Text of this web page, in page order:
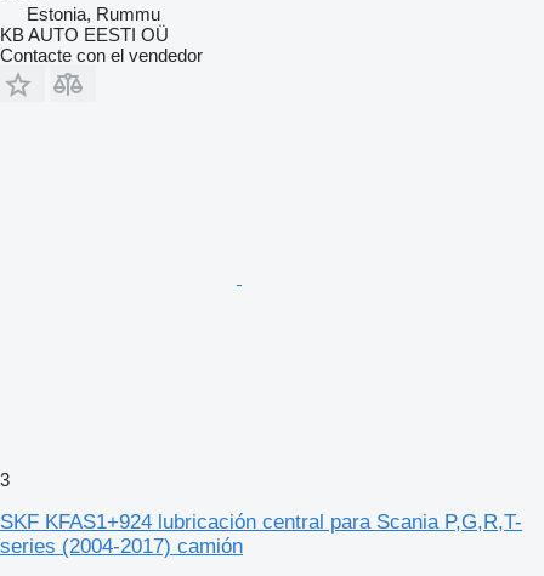
Estonia, Rummu
KB AUTO EESTI OÜ
Contacte con el vendedor
3
SKF KFAS1+924 lubricación central para Scania P,G,R,T-
series (2004-2017) camión